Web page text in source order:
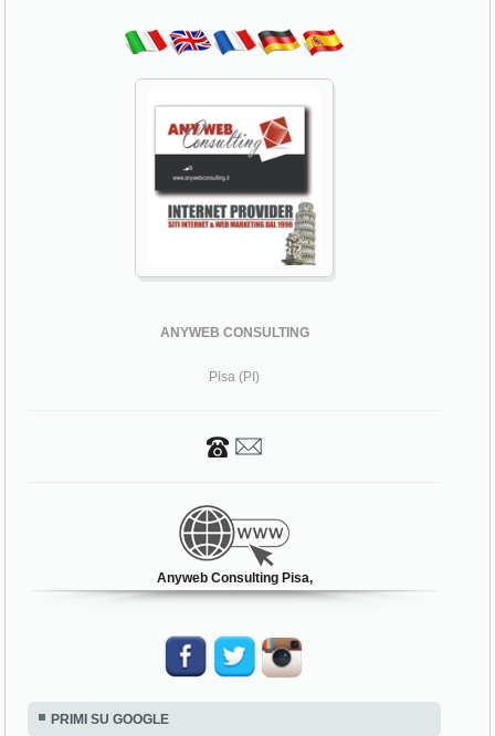
ANYWEB CONSULTING
Pisa (PI)
Anyweb Consulting Pisa,
PRIMI SU GOOGLE